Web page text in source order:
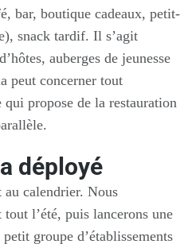
bar, boutique cadeaux, petit-
snack tardif. Il s’agit
auberges de jeunesse
peut concerner tout
propose de la restauration
déployé
au calendrier. Nous
l’été, puis lancerons une
groupe d’établissements